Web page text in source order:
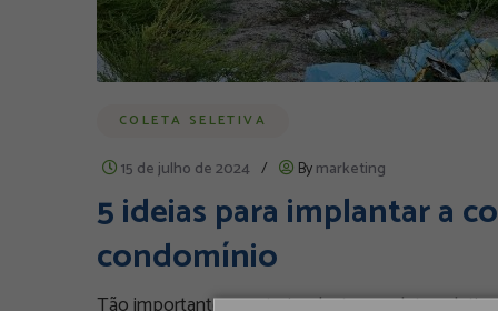
COLETA SELETIVA
15 de julho de 2024 / Bymarketing
5 ideias para implantar a
condomínio